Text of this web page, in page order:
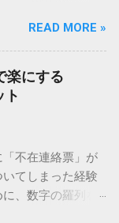
（手書き入力）」
は非効率です
とも少なくあり
に、特定のコー
記号を呼び出す
説します。 この
旧字・外字が出て
てこない漢字が
文字を認識する
READ MORE »
楽にする
ト
不在連絡票」が
てしまった経験
、数字の羅列を